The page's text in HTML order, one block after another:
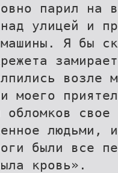
парил на
улицей и
Я бы
возле
моего
обломков свое
людьми,
были все
кровь».